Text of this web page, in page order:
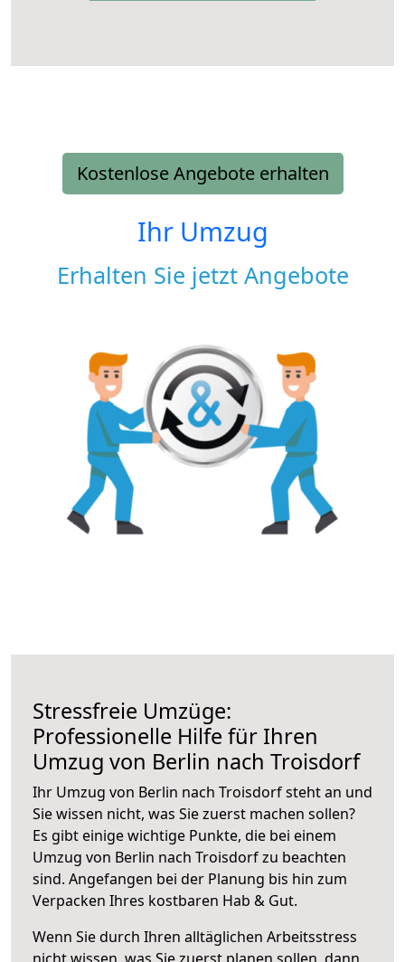
Kostenlose Angebote erhalten
Ihr Umzug
Erhalten Sie jetzt Angebote
Stressfreie Umzüge:
Professionelle Hilfe für Ihren
Umzug von Berlin nach Troisdorf
Ihr Umzug von Berlin nach Troisdorf steht an und
Sie wissen nicht, was Sie zuerst machen sollen?
Es gibt einige wichtige Punkte, die bei einem
Umzug von Berlin nach Troisdorf zu beachten
sind. Angefangen bei der Planung bis hin zum
Verpacken Ihres kostbaren Hab & Gut.
Wenn Sie durch Ihren alltäglichen Arbeitsstress